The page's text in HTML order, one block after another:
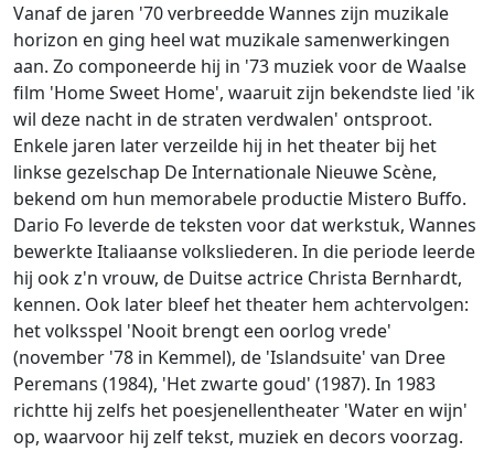
Vanaf de jaren '70 verbreedde Wannes zijn muzikale
horizon en ging heel wat muzikale samenwerkingen
aan. Zo componeerde hij in '73 muziek voor de Waalse
film 'Home Sweet Home', waaruit zijn bekendste lied 'ik
wil deze nacht in de straten verdwalen' ontsproot.
Enkele jaren later verzeilde hij in het theater bij het
linkse gezelschap De Internationale Nieuwe Scène,
bekend om hun memorabele productie Mistero Buffo.
Dario Fo leverde de teksten voor dat werkstuk, Wannes
bewerkte Italiaanse volksliederen. In die periode leerde
hij ook z'n vrouw, de Duitse actrice Christa Bernhardt,
kennen. Ook later bleef het theater hem achtervolgen:
het volksspel 'Nooit brengt een oorlog vrede'
(november '78 in Kemmel), de 'Islandsuite' van Dree
Peremans (1984), 'Het zwarte goud' (1987). In 1983
richtte hij zelfs het poesjenellentheater 'Water en wijn'
op, waarvoor hij zelf tekst, muziek en decors voorzag.